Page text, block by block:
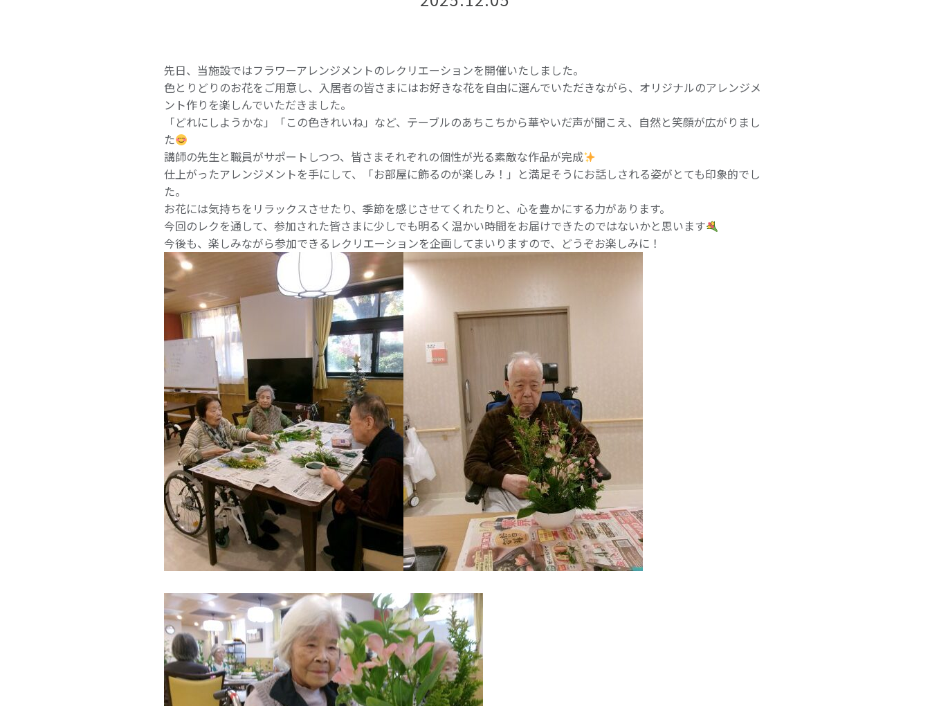
先日、当施設ではフラワーアレンジメントのレクリエーションを開催いたしました。
色とりどりのお花をご用意し、入居者の皆さまにはお好きな花を自由に選んでいただきながら、オリジナルのアレンジメ
ント作りを楽しんでいただきました。
「どれにしようかな」「この色きれいね」など、テーブルのあちこちから華やいだ声が聞こえ、自然と笑顔が広がりまし
た
講師の先生と職員がサポートしつつ、皆さまそれぞれの個性が光る素敵な作品が完成
仕上がったアレンジメントを手にして、「お部屋に飾るのが楽しみ！」と満足そうにお話しされる姿がとても印象的でし
た。
お花には気持ちをリラックスさせたり、季節を感じさせてくれたりと、心を豊かにする力があります。
今回のレクを通して、参加された皆さまに少しでも明るく温かい時間をお届けできたのではないかと思います
今後も、楽しみながら参加できるレクリエーションを企画してまいりますので、どうぞお楽しみに！